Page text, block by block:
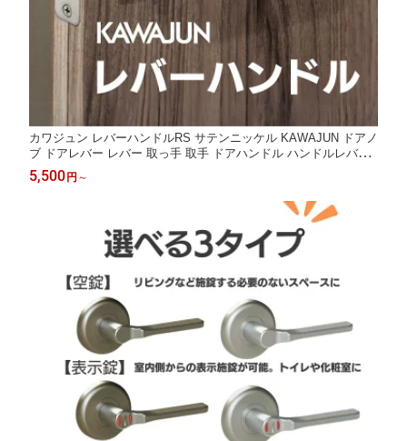
カワジュン レバーハンドルRS サテンニッケル KAWAJUN ドアノ
ブ ドアレバー レバー 取っ手 取手 ドアハンドル ハンドルレバー
空錠 表示錠 間仕切錠 錠付き 室内ドア 室内用 建具 扉 交換 修理
取替え リフォーム 新築 DIY トイレ 寝室 リビング 玄関 丸座 おし
5,500 円 ～